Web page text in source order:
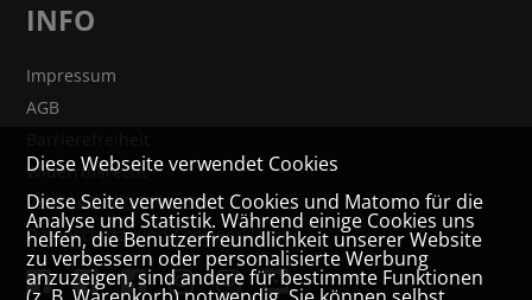
INFO
Impressum
AGB
Widerrufsrecht
VERTRAG WIDERRUFEN
Datenschutz- und Cookieerklärung
Diese Webseite verwendet Cookies
Diese Seite verwendet Cookies und Matomo für die
Analyse und Statistik. Während einige Cookies uns
helfen, die Benutzerfreundlichkeit unserer Website
zu verbessern oder personalisierte Werbung
anzuzeigen, sind andere für bestimmte Funktionen